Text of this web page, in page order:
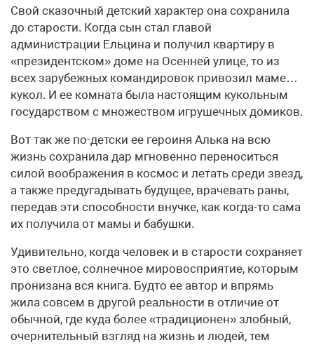
Свой сказочный детский характер она сохранила
до старости. Когда сын стал главой
администрации Ельцина и получил квартиру в
«президентском» доме на Осенней улице, то из
всех зарубежных командировок привозил маме…
кукол. И ее комната была настоящим кукольным
государством с множеством игрушечных домиков.
Вот так же по-детски ее героиня Алька на всю
жизнь сохранила дар мгновенно переноситься
силой воображения в космос и летать среди звезд,
а также предугадывать будущее, врачевать раны,
передав эти способности внучке, как когда-то сама
их получила от мамы и бабушки.
Удивительно, когда человек и в старости сохраняет
это светлое, солнечное мировосприятие, которым
пронизана вся книга. Будто ее автор и впрямь
жила совсем в другой реальности в отличие от
обычной, где куда более «традиционен» злобный,
очернительный взгляд на жизнь и людей, тем